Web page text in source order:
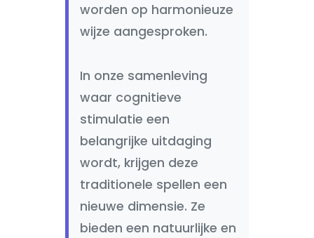
worden op harmonieuze
wijze aangesproken.
In onze samenleving
waar cognitieve
stimulatie een
belangrijke uitdaging
wordt, krijgen deze
traditionele spellen een
nieuwe dimensie. Ze
bieden een natuurlijke en